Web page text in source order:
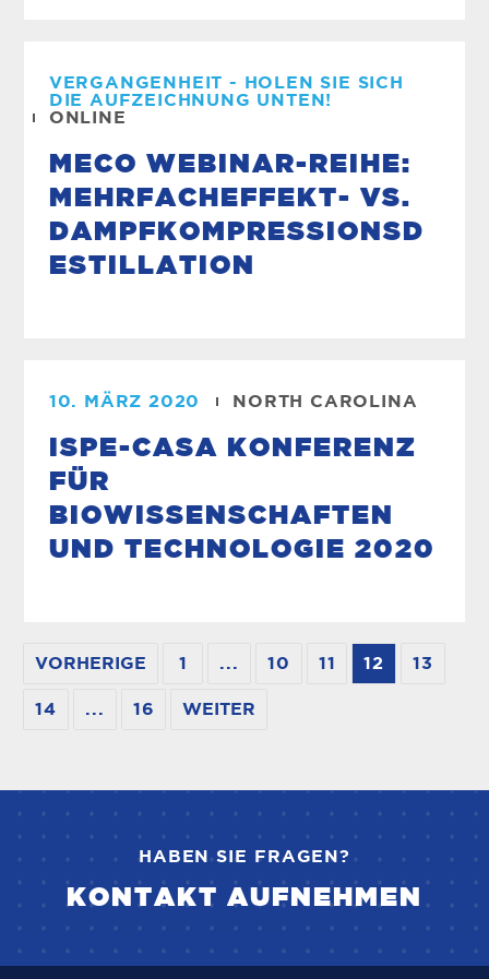
VERGANGENHEIT - HOLEN SIE SICH
DIE AUFZEICHNUNG UNTEN!
ONLINE
MECO WEBINAR-REIHE:
MEHRFACHEFFEKT- VS.
DAMPFKOMPRESSIONSD
ESTILLATION
10. MÄRZ 2020 NORTH CAROLINA
ISPE-CASA KONFERENZ
FÜR
BIOWISSENSCHAFTEN
UND TECHNOLOGIE 2020
VORHERIGE 1 ... 10 11 12 13
14 ... 16 WEITER
HABEN SIE FRAGEN?
KONTAKT AUFNEHMEN